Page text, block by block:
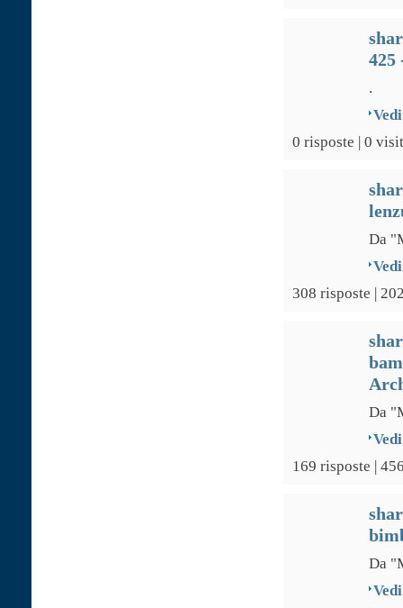
425
.
0 risposte | 0
Da
308 risposte |
Da
169 risposte |
Da